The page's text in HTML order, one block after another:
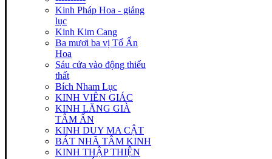
Kinh Pháp Hoa - giảng
lục
Kinh Kim Cang
Ba mươi ba vị Tổ Ấn
Hoa
Sáu cửa vào động thiếu
thất
Bích Nham Lục
KINH VIÊN GIÁC
KINH LĂNG GIÀ
TÂM ẤN
KINH DUY MA CẬT
BÁT NHÃ TÂM KINH
KINH THẬP THIỆN